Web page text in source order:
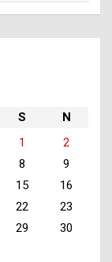
S
N
1
2
8
9
15
16
22
23
29
30